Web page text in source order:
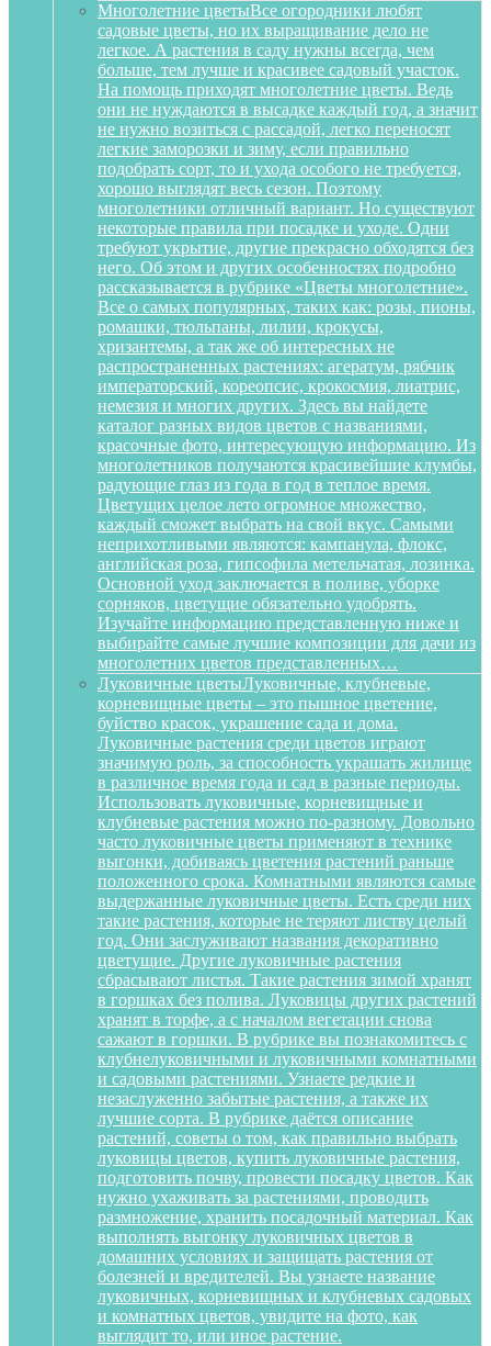
Многолетние цветыВсе огородники любят
садовые цветы, но их выращивание дело не
легкое. А растения в саду нужны всегда, чем
больше, тем лучше и красивее садовый участок.
На помощь приходят многолетние цветы. Ведь
они не нуждаются в высадке каждый год, а значит
не нужно возиться с рассадой, легко переносят
легкие заморозки и зиму, если правильно
подобрать сорт, то и ухода особого не требуется,
хорошо выглядят весь сезон. Поэтому
многолетники отличный вариант. Но существуют
некоторые правила при посадке и уходе. Одни
требуют укрытие, другие прекрасно обходятся без
него. Об этом и других особенностях подробно
рассказывается в рубрике «Цветы многолетние».
Все о самых популярных, таких как: розы, пионы,
ромашки, тюльпаны, лилии, крокусы,
хризантемы, а так же об интересных не
распространенных растениях: агератум, рябчик
императорский, кореопсис, крокосмия, лиатрис,
немезия и многих других. Здесь вы найдете
каталог разных видов цветов с названиями,
красочные фото, интересующую информацию. Из
многолетников получаются красивейшие клумбы,
радующие глаз из года в год в теплое время.
Цветущих целое лето огромное множество,
каждый сможет выбрать на свой вкус. Самыми
неприхотливыми являются: кампанула, флокс,
английская роза, гипсофила метельчатая, лозинка.
Основной уход заключается в поливе, уборке
сорняков, цветущие обязательно удобрять.
Изучайте информацию представленную ниже и
выбирайте самые лучшие композиции для дачи из
многолетних цветов представленных…
Луковичные цветыЛуковичные, клубневые,
корневищные цветы – это пышное цветение,
буйство красок, украшение сада и дома.
Луковичные растения среди цветов играют
значимую роль, за способность украшать жилище
в различное время года и сад в разные периоды.
Использовать луковичные, корневищные и
клубневые растения можно по-разному. Довольно
часто луковичные цветы применяют в технике
выгонки, добиваясь цветения растений раньше
положенного срока. Комнатными являются самые
выдержанные луковичные цветы. Есть среди них
такие растения, которые не теряют листву целый
год. Они заслуживают названия декоративно
цветущие. Другие луковичные растения
сбрасывают листья. Такие растения зимой хранят
в горшках без полива. Луковицы других растений
хранят в торфе, а с началом вегетации снова
сажают в горшки. В рубрике вы познакомитесь с
клубнелуковичными и луковичными комнатными
и садовыми растениями. Узнаете редкие и
незаслуженно забытые растения, а также их
лучшие сорта. В рубрике даётся описание
растений, советы о том, как правильно выбрать
луковицы цветов, купить луковичные растения,
подготовить почву, провести посадку цветов. Как
нужно ухаживать за растениями, проводить
размножение, хранить посадочный материал. Как
выполнять выгонку луковичных цветов в
домашних условиях и защищать растения от
болезней и вредителей. Вы узнаете название
луковичных, корневищных и клубневых садовых
и комнатных цветов, увидите на фото, как
выглядит то, или иное растение.